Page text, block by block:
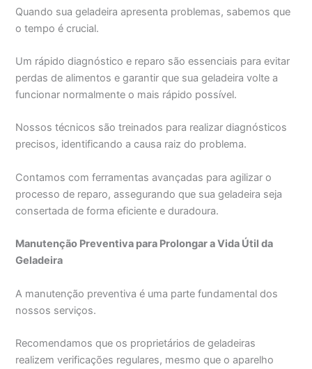
Quando sua geladeira apresenta problemas, sabemos que
o tempo é crucial.
Um rápido diagnóstico e reparo são essenciais para evitar
perdas de alimentos e garantir que sua geladeira volte a
funcionar normalmente o mais rápido possível.
Nossos técnicos são treinados para realizar diagnósticos
precisos, identificando a causa raiz do problema.
Contamos com ferramentas avançadas para agilizar o
processo de reparo, assegurando que sua geladeira seja
consertada de forma eficiente e duradoura.
Manutenção Preventiva para Prolongar a Vida Útil da
Geladeira
A manutenção preventiva é uma parte fundamental dos
nossos serviços.
Recomendamos que os proprietários de geladeiras
realizem verificações regulares, mesmo que o aparelho